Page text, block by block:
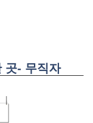
곳- 무직자